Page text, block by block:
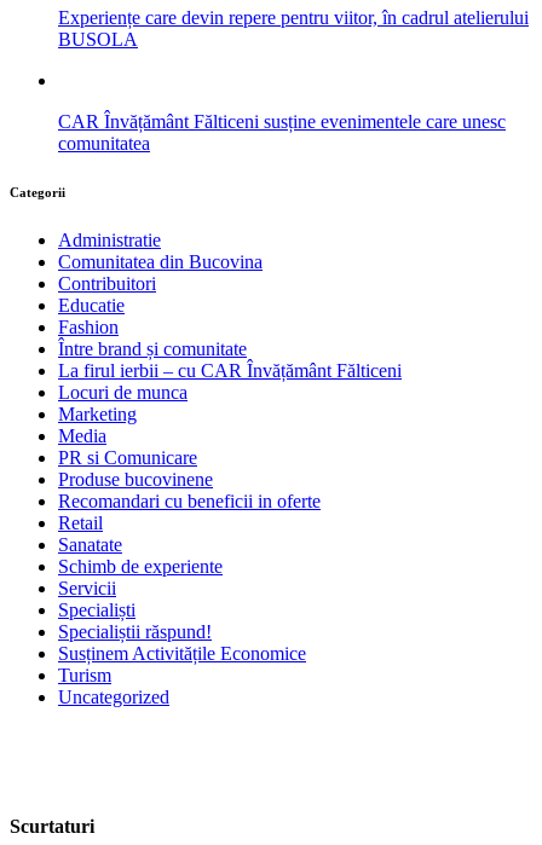
Experiențe care devin repere pentru viitor, în cadrul atelierului
BUSOLA
CAR Învățământ Fălticeni susține evenimentele care unesc
comunitatea
Categorii
Administratie
Comunitatea din Bucovina
Contribuitori
Educatie
Fashion
Între brand și comunitate
La firul ierbii – cu CAR Învățământ Fălticeni
Locuri de munca
Marketing
Media
PR si Comunicare
Produse bucovinene
Recomandari cu beneficii in oferte
Retail
Sanatate
Schimb de experiente
Servicii
Specialiști
Specialiștii răspund!
Susținem Activitățile Economice
Turism
Uncategorized
Scurtaturi